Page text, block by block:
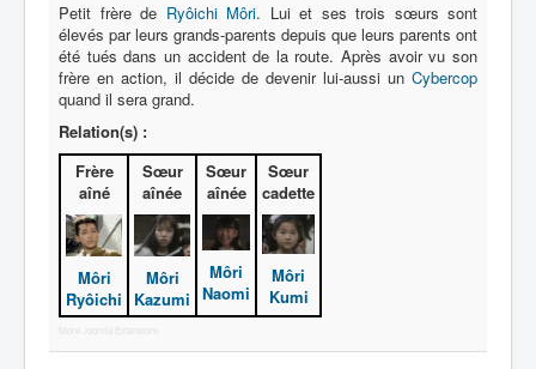
Transformation
Équipement
Mecha
Objet
Épisode
Référence
Petit frère de Ryôichi Môri. Lui et ses trois sœurs sont
élevés par leurs grands-parents depuis que leurs parents ont
été tués dans un accident de la route. Après avoir vu son
frère en action, il décide de devenir lui-aussi un Cybercop
quand il sera grand.
Relation(s) :
Frère
aîné
Môri
Ryôichi
Sœur
aînée
Môri
Kazumi
Sœur
aînée
Môri
Naomi
Sœur
cadette
Môri
Kumi
More Joomla Extensions